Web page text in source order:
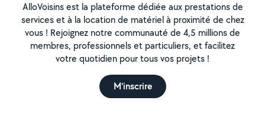
AlloVoisins est la plateforme dédiée aux prestations de
services et à la location de matériel à proximité de chez
vous ! Rejoignez notre communauté de 4,5 millions de
membres, professionnels et particuliers, et facilitez
votre quotidien pour tous vos projets !
M'inscrire